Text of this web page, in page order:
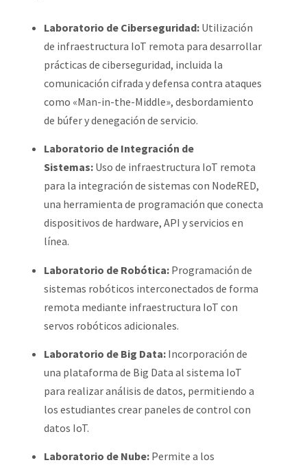
Laboratorio de Ciberseguridad: Utilización
de infraestructura IoT remota para desarrollar
prácticas de ciberseguridad, incluida la
comunicación cifrada y defensa contra ataques
como «Man-in-the-Middle», desbordamiento
de búfer y denegación de servicio.
Laboratorio de Integración de
Sistemas: Uso de infraestructura IoT remota
para la integración de sistemas con NodeRED,
una herramienta de programación que conecta
dispositivos de hardware, API y servicios en
línea.
Laboratorio de Robótica: Programación de
sistemas robóticos interconectados de forma
remota mediante infraestructura IoT con
servos robóticos adicionales.
Laboratorio de Big Data: Incorporación de
una plataforma de Big Data al sistema IoT
para realizar análisis de datos, permitiendo a
los estudiantes crear paneles de control con
datos IoT.
Laboratorio de Nube: Permite a los